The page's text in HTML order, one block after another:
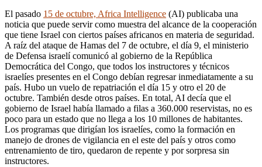
El pasado 15 de octubre, Africa Intelligence (AI) publicaba una
noticia que puede servir como muestra del alcance de la cooperación
que tiene Israel con ciertos países africanos en materia de seguridad.
A raíz del ataque de Hamas del 7 de octubre, el día 9, el ministerio
de Defensa israelí comunicó al gobierno de la República
Democrática del Congo, que todos los instructores y técnicos
israelíes presentes en el Congo debían regresar inmediatamente a su
país. Hubo un vuelo de repatriación el día 15 y otro el 20 de
octubre. También desde otros países. En total, AI decía que el
gobierno de Israel había llamado a filas a 360.000 reservistas, no es
poco para un estado que no llega a los 10 millones de habitantes.
Los programas que dirigían los israelíes, como la formación en
manejo de drones de vigilancia en el este del país y otros como
entrenamiento de tiro, quedaron de repente y por sorpresa sin
instructores.